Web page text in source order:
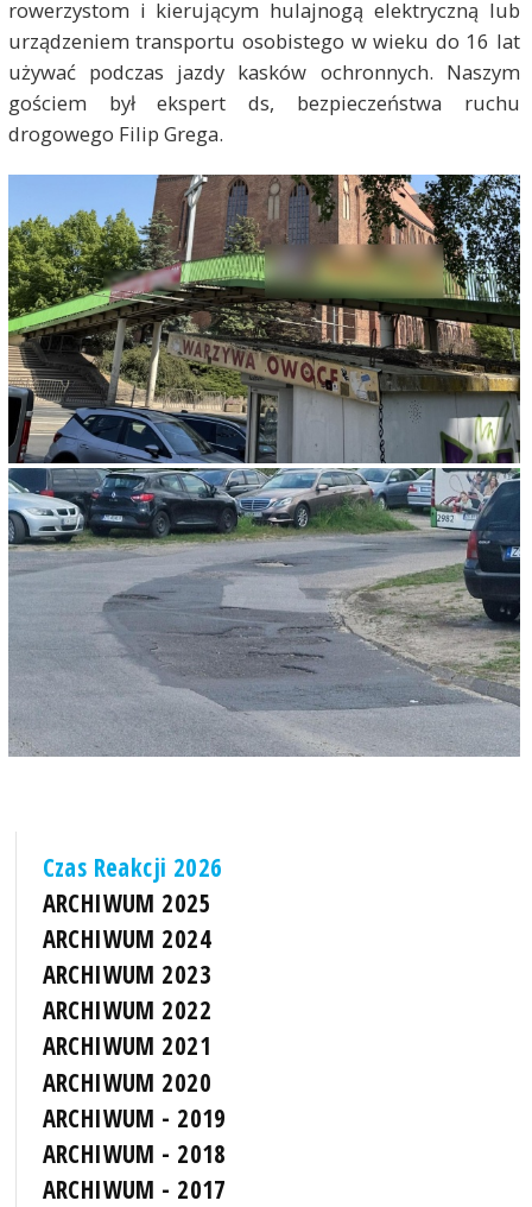
rowerzystom i kierującym hulajnogą elektryczną lub
urządzeniem transportu osobistego w wieku do 16 lat
używać podczas jazdy kasków ochronnych. Naszym
gościem był ekspert ds, bezpieczeństwa ruchu
drogowego Filip Grega.
Czas Reakcji 2026
ARCHIWUM 2025
ARCHIWUM 2024
ARCHIWUM 2023
ARCHIWUM 2022
ARCHIWUM 2021
ARCHIWUM 2020
ARCHIWUM - 2019
ARCHIWUM - 2018
ARCHIWUM - 2017